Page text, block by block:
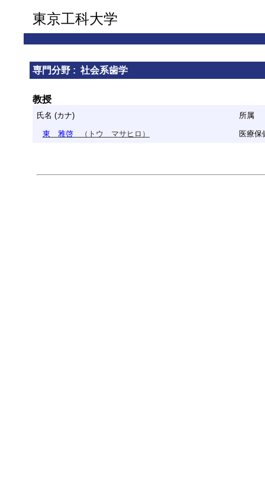
東京工科大学
専門分野 : 社会系歯学
教授
氏名 (カナ) 所属
東 雅啓 （トウ マサヒロ） 医療保